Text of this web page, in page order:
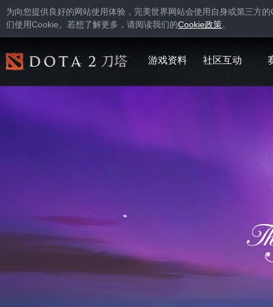
为向您提供良好的网站使用体验，完美世界网站会使用自身或第三方的
们使用Cookie。若想了解更多，请阅读我们的Cookie政策。
游戏资料 社区互动